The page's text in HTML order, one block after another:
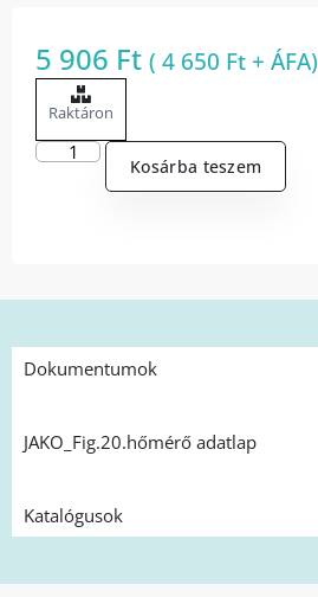
5 906 Ft ( 4 650 Ft + ÁFA)
Raktáron
Kosárba teszem
Dokumentumok
JAKO_Fig.20.hőmérő adatlap
Katalógusok